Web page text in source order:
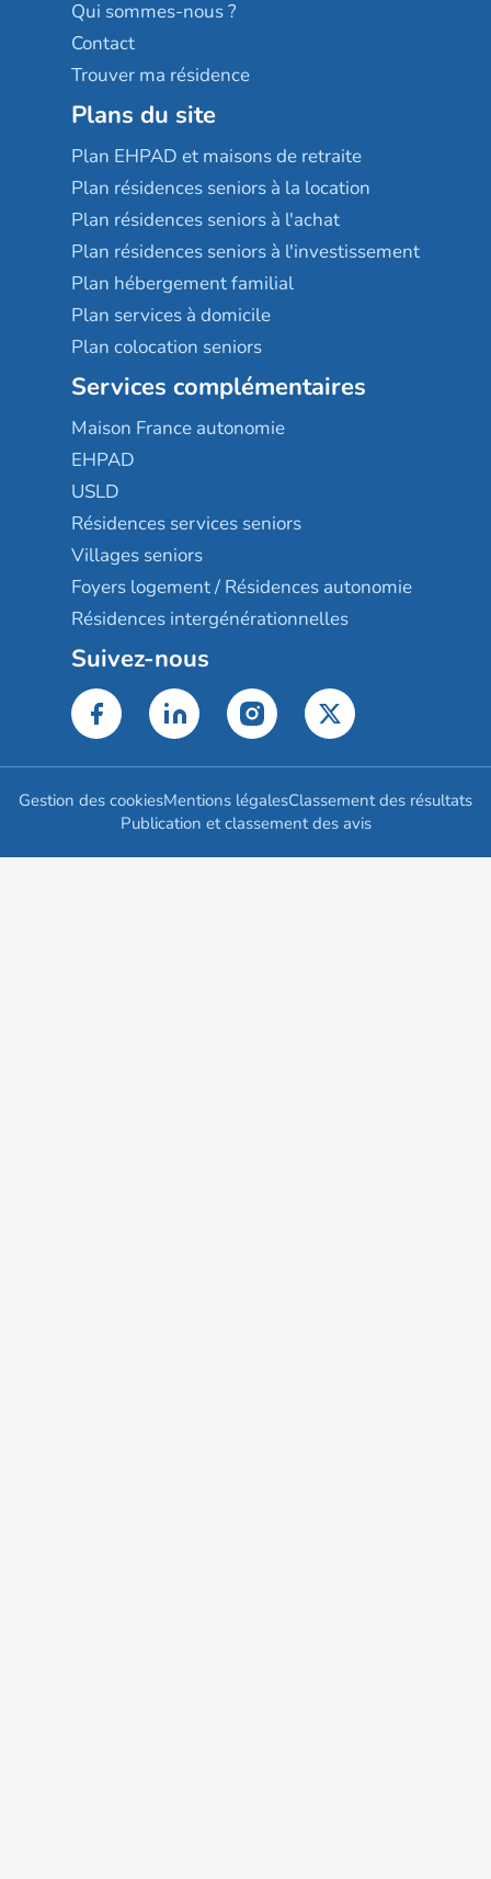
Qui sommes-nous ?
Contact
Trouver ma résidence
Plans du site
Plan EHPAD et maisons de retraite
Plan résidences seniors à la location
Plan résidences seniors à l'achat
Plan résidences seniors à l'investissement
Plan hébergement familial
Plan services à domicile
Plan colocation seniors
Services complémentaires
Maison France autonomie
EHPAD
USLD
Résidences services seniors
Villages seniors
Foyers logement / Résidences autonomie
Résidences intergénérationnelles
Suivez-nous
Gestion des cookiesMentions légalesClassement des résultats
Publication et classement des avis